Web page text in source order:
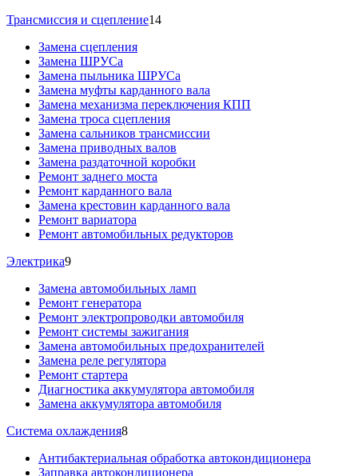
Трансмиссия и сцепление14
Замена сцепления
Замена ШРУСа
Замена пыльника ШРУСа
Замена муфты карданного вала
Замена механизма переключения КПП
Замена троса сцепления
Замена сальников трансмиссии
Замена приводных валов
Замена раздаточной коробки
Ремонт заднего моста
Ремонт карданного вала
Замена крестовин карданного вала
Ремонт вариатора
Ремонт автомобильных редукторов
Электрика9
Замена автомобильных ламп
Ремонт генератора
Ремонт электропроводки автомобиля
Ремонт системы зажигания
Замена автомобильных предохранителей
Замена реле регулятора
Ремонт стартера
Диагностика аккумулятора автомобиля
Замена аккумулятора автомобиля
Система охлаждения8
Антибактериальная обработка автокондиционера
Заправка автокондиционера